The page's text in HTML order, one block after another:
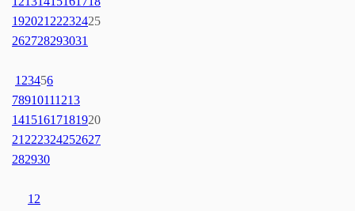
192021 22232425
262728293031
1 23456
78910111213
14151617181920
21 222324252627
282930
1 2